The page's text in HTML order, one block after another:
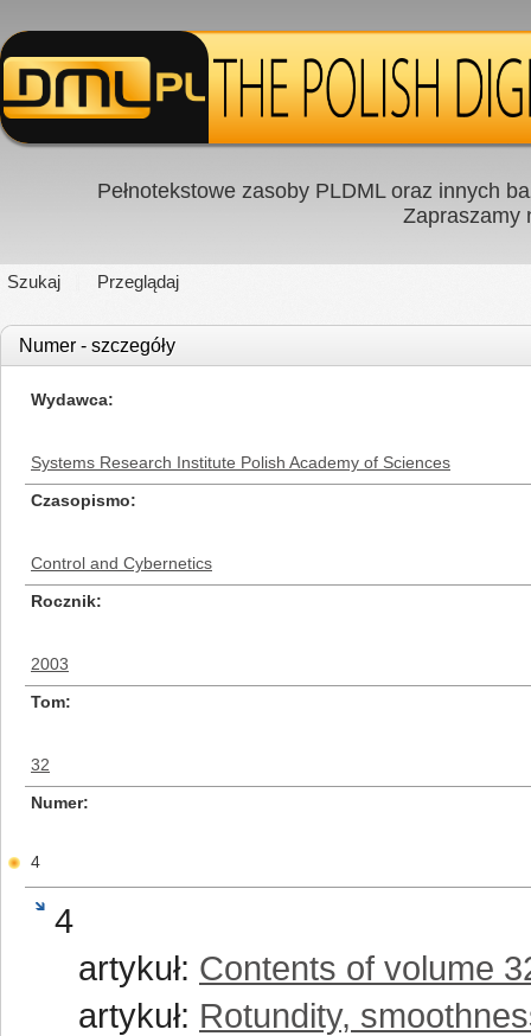
Pełnotekstowe zasoby PLDML oraz innych
Zapraszamy
Szukaj Przeglądaj
Numer - szczegóły
Wydawca
Systems Research Institute Polish Academy of Sciences
Czasopismo
Control and Cybernetics
Rocznik
2003
Tom
32
Numer
4
4
artykuł: Contents of volume
artykuł: Rotundity,